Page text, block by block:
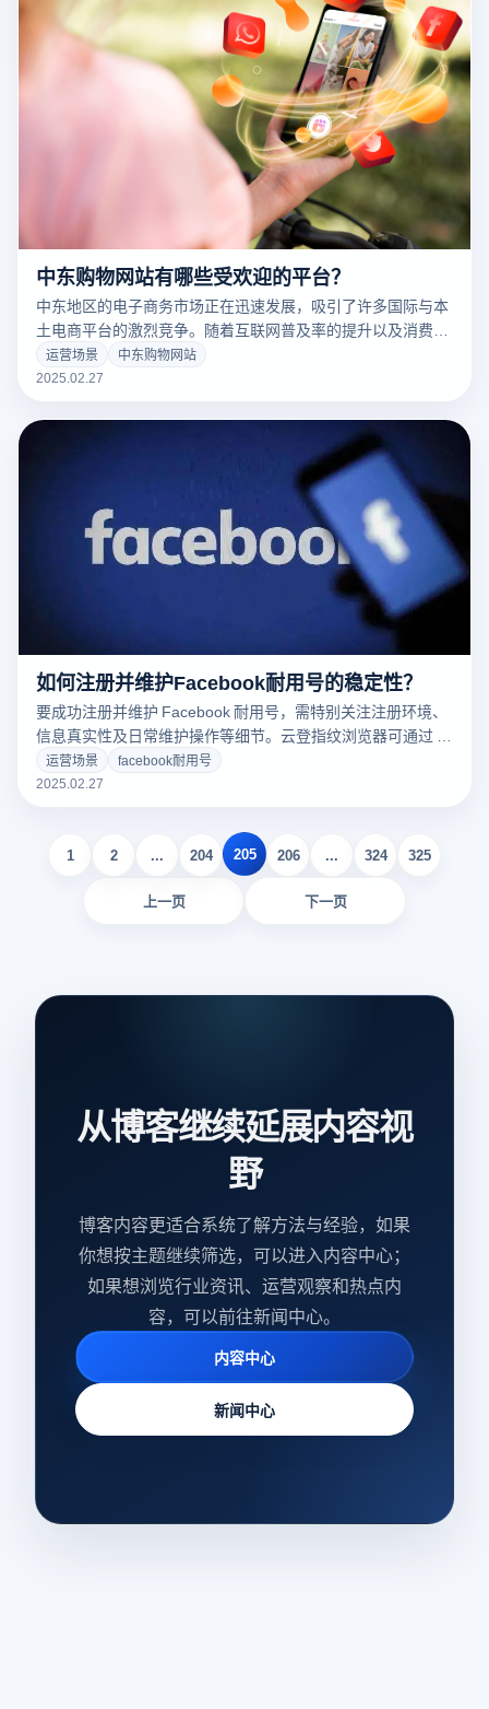
中东购物网站有哪些受欢迎的平台？
中东地区的电子商务市场正在迅速发展，吸引了许多国际与本
土电商平台的激烈竞争。随着互联网普及率的提升以及消费者
在线购物习惯的逐渐形成，中东购物网站的受欢迎程度持续攀
升。无论是综合性的电商平台还是专业化细分市场的购物网
色，提供丰富的商品选择、便捷的支付方式和高效的物流服
务。接下来，我们将介绍一些在中东地区广受欢迎的购物网
运营场景
中东购物网站
2025.02.27
如何注册并维护Facebook耐用号的稳定性？
要成功注册并维护 Facebook 耐用号，需特别关注注册环境、
信息真实性及日常维护操作等细节。云登指纹浏览器可通过 IP
隔离、指纹定制、沙盒隔离等功能，有效降低账号关联与封号
风险。
运营场景
facebook耐用号
2025.02.27
上一页
1 2 ... 204 205 206 ... 324 325
下一页
从博客继续延展内容视
野
博客内容更适合系统了解方法与经验，如果
你想按主题继续筛选，可以进入内容中心；
如果想浏览行业资讯、运营观察和热点内
容，可以前往新闻中心。
内容中心
新闻中心